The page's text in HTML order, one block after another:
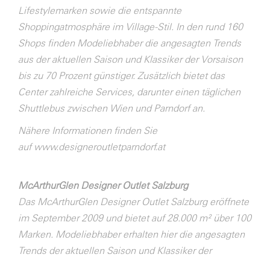
Lifestylemarken sowie die entspannte
Shoppingatmosphäre im Village-Stil. In den rund 160
Shops finden Modeliebhaber die angesagten Trends
aus der aktuellen Saison und Klassiker der Vorsaison
bis zu 70 Prozent günstiger. Zusätzlich bietet das
Center zahlreiche Services, darunter einen täglichen
Shuttlebus zwischen Wien und Parndorf an.
Nähere Informationen finden Sie
aufwww.designeroutletparndorf.at
McArthurGlen Designer Outlet Salzburg
Das McArthurGlen Designer Outlet Salzburg eröffnete
im September 2009 und bietet auf 28.000 m² über 100
Marken. Modeliebhaber erhalten hier die angesagten
Trends der aktuellen Saison und Klassiker der